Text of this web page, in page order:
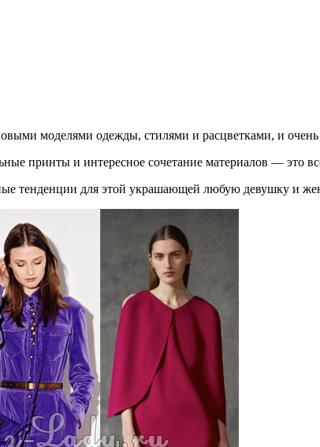
моделями одежды, стилями и расцветками, и
принты и интересное сочетание материалов — это
тенденции для этой украшающей любую девушку и